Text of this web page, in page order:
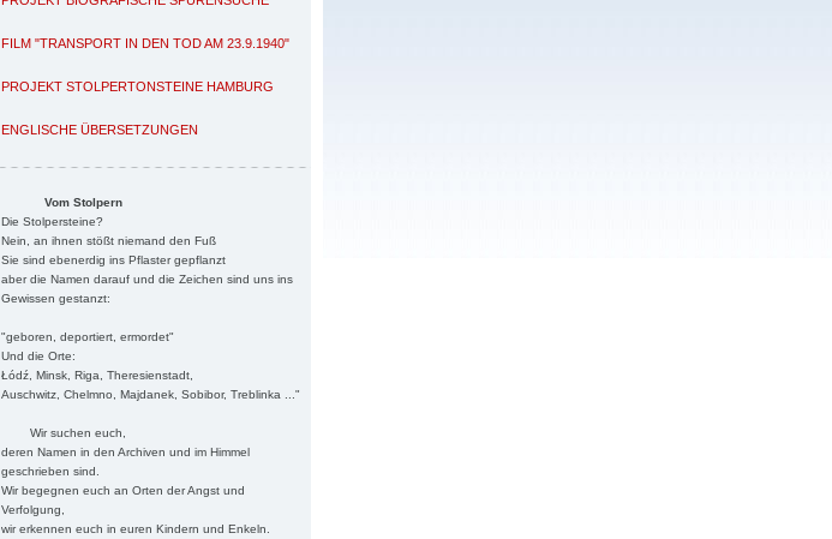
FILM "TRANSPORT IN DEN TOD AM 23.9.1940"
PROJEKT STOLPERTONSTEINE HAMBURG
ENGLISCHE ÜBERSETZUNGEN
Vom Stolpern
Die Stolpersteine?
Nein, an ihnen stößt niemand den Fuß
Sie sind ebenerdig ins Pflaster gepflanzt
aber die Namen darauf und die Zeichen sind uns ins
Gewissen gestanzt:
"geboren, deportiert, ermordet"
Und die Orte:
Łódź, Minsk, Riga, Theresienstadt,
Auschwitz, Chelmno, Majdanek, Sobibor, Treblinka ..."
Wir suchen euch,
deren Namen in den Archiven und im Himmel
geschrieben sind.
Wir begegnen euch an Orten der Angst und
Verfolgung,
wir erkennen euch in euren Kindern und Enkeln.